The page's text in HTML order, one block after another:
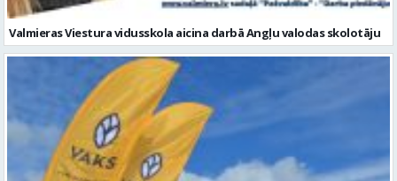
Valmieras Viestura vidusskola aicina darbā Angļu valodas skolotāju